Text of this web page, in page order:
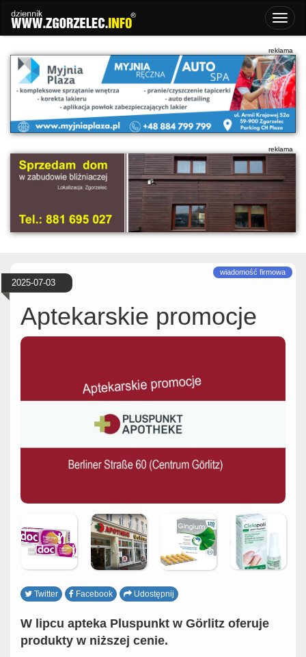
2025-07-03
Aptekarskie promocje
Twitter Facebook Udostępnij
W lipcu apteka Pluspunkt w Görlitz oferuje
produkty w niższej cenie.